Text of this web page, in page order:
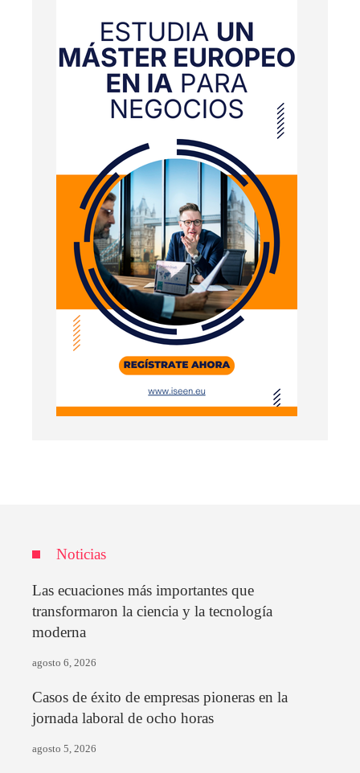
Noticias
Las ecuaciones más importantes que
transformaron la ciencia y la tecnología
moderna
agosto 6, 2026
Casos de éxito de empresas pioneras en la
jornada laboral de ocho horas
agosto 5, 2026